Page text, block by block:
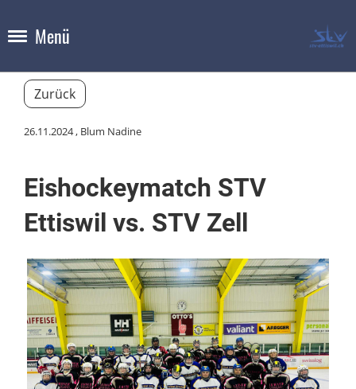
Menü
Zurück
26.11.2024, Blum Nadine
Eishockeymatch STV
Ettiswil vs. STV Zell